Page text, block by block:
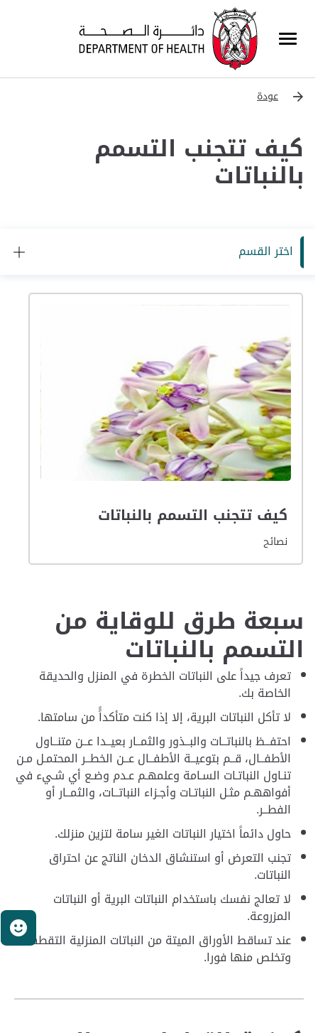
عودة
كيف تتجنب التسمم
بالنباتات
اختر القسم
كيف تتجنب التسمم بالنباتات
نصائح
سبعة طرق للوقاية من
التسمم بالنباتات
تعرف جيداً على النباتات الخطرة في المنزل والحديقة
الخاصة بك.
لا تأكل النباتات البرية، إلا إذا كنت متأكداًً من سامتها.
احتفــظ بالنباتــات والبــذور والثمــار بعيــدا عــن متنــاول
الأطفــال، قــم بتوعيــة الأطفــال عــن الخطــر المحتمـل مـن
تنـاول النباتـات السـامة وعلمهـم عـدم وضـع أي شـيء في
أفواههـم مثـل النباتـات وأجـزاء النباتــات، والثمــار أو
الفطــر.
حاول دائماً اختيار النباتات الغير سامة لتزين منزلك.
تجنب التعرض أو استنشاق الدخان الناتج عن احتراق
النباتات.
لا تعالج نفسك باستخدام النباتات البرية أو النباتات
المزروعة.
عند تساقط الأوراق الميتة من النباتات المنزلية التقطها
وتخلص منها فورا.